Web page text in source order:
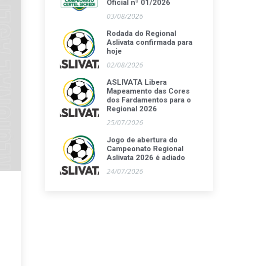
Oficial nº 01/2026
03/08/2026
Rodada do Regional
Aslivata confirmada para
hoje
02/08/2026
ASLIVATA Libera
Mapeamento das Cores
dos Fardamentos para o
Regional 2026
25/07/2026
Jogo de abertura do
Campeonato Regional
Aslivata 2026 é adiado
24/07/2026